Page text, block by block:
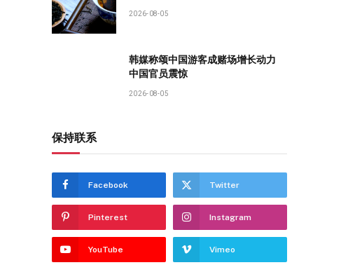
2026-08-05
韩媒称颂中国游客成赌场增长动力
中国官员震惊
2026-08-05
保持联系
Facebook Twitter
Pinterest Instagram
YouTube Vimeo